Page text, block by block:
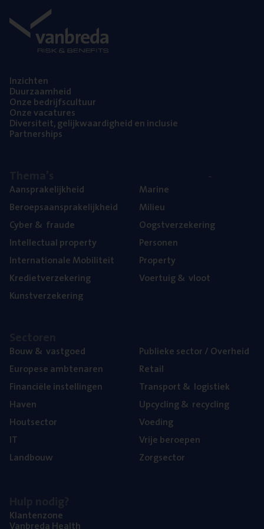
Inzich­ten
Duur­zaam­heid
Onze bedrijfs­cul­tuur
Onze vaca­tu­res
Diver­si­teit, gelijk­waar­dig­heid en inclusie
Part­ner­ships
Aan­spra­ke­lijk­heid
Beroeps­aan­spra­ke­lijk­heid
Cyber& fraude
Intel­lec­tu­al property
Inter­na­ti­o­na­le Mobiliteit
Kre­diet­ver­ze­ke­ring
Kunst­ver­ze­ke­ring
Mari­ne
Mili­eu
Oogst­ver­ze­ke­ring
Per­so­nen
Pro­per­ty
Voer­tuig& vloot
Bouw& vastgoed
Euro­pe­se ambtenaren
Finan­ci­ë­le instellingen
Haven
Hout­sec­tor
IT
Land­bouw
Publie­ke sec­tor / Overheid
Retail
Trans­port& logistiek
Upcy­cling& recycling
Voe­ding
Vrije beroe­pen
Zorg­sec­tor
Klan­ten­zo­ne
Van­b­re­da Health